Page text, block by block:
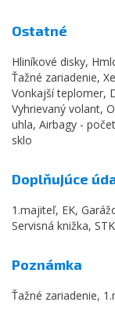
Ostatné
Hliníkové disky,
Ťažné zariadenie,
Vonkajší teplomer,
Vyhrievaný volant,
uhla, Airbagy -
sklo
Doplňujúce
1.majiteľ, EK,
Servisná knižka,
Poznámka
Ťažné zariadenie,